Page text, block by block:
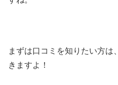
まずは口コミを知りたい方は、
きますよ！